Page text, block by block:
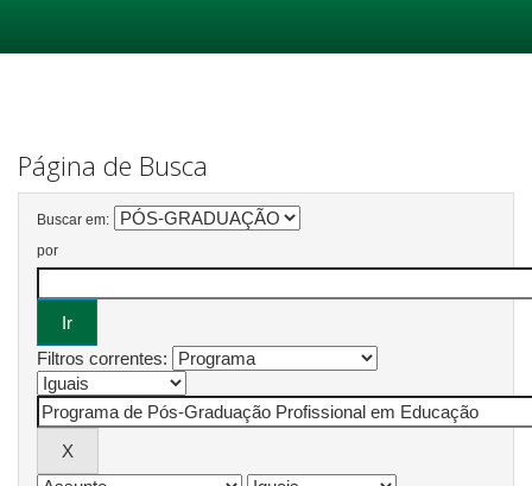
Página de Busca
Buscar em:
por
Filtros correntes: